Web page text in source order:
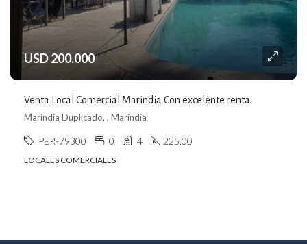
USD 200.000
Venta Local Comercial Marindia Con excelente renta.
Marindia Duplicado, , Marindia
PER-79300 0 4 225.00
LOCALES COMERCIALES